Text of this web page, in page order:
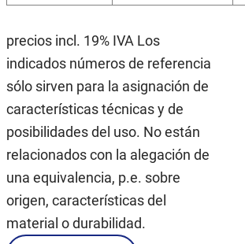
precios incl. 19% IVA Los
indicados números de referencia
sólo sirven para la asignación de
características técnicas y de
posibilidades del uso. No están
relacionados con la alegación de
una equivalencia, p.e. sobre
origen, características del
material o durabilidad.